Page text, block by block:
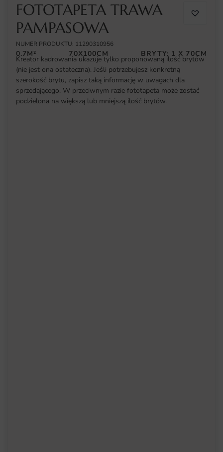
FOTOTAPETA TRAWA
PAMPASOWA
NUMER PRODUKTU: 11290310956
0.7M² 70X100CM BRYTY: 1 X 70CM
Kreator kadrowania ukazuje tylko proponowaną ilość brytów
(nie jest ona ostateczna). Jeśli potrzebujesz konkretną
szerokość brytu, zapisz taką informację w uwagach dla
sprzedającego. W przeciwnym razie fototapeta może zostać
podzielona na większą lub mniejszą ilość brytów.